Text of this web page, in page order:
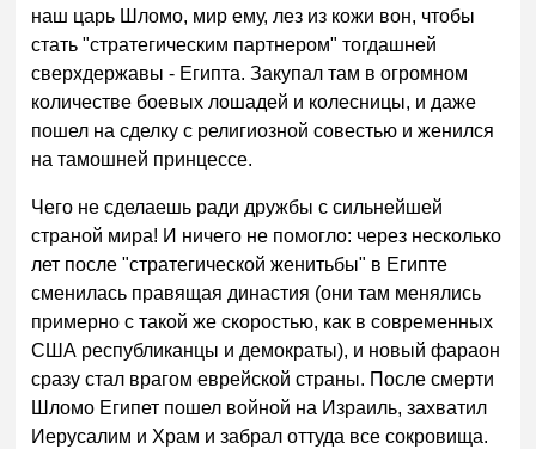
наш царь Шломо, мир ему, лез из кожи вон, чтобы
стать "стратегическим партнером" тогдашней
сверхдержавы - Египта. Закупал там в огромном
количестве боевых лошадей и колесницы, и даже
пошел на сделку с религиозной совестью и женился
на тамошней принцессе.
Чего не сделаешь ради дружбы с сильнейшей
страной мира! И ничего не помогло: через несколько
лет после "стратегической женитьбы" в Египте
сменилась правящая династия (они там менялись
примерно с такой же скоростью, как в современных
США республиканцы и демократы), и новый фараон
сразу стал врагом еврейской страны. После смерти
Шломо Египет пошел войной на Израиль, захватил
Иерусалим и Храм и забрал оттуда все сокровища.